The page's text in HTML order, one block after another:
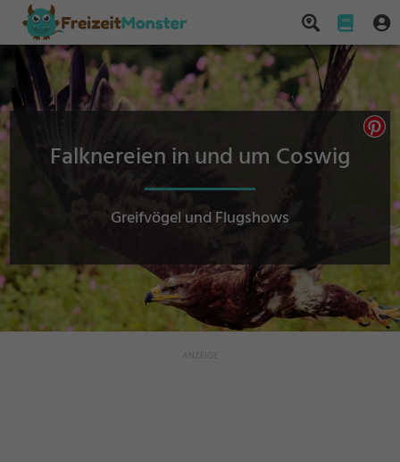
Falknereien in und um Coswig
Greifvögel und Flugshows